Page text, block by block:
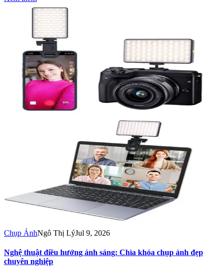
Chụp ẢnhNgô Thị LýJul 9, 2026
Nghệ thuật điều hướng ánh sáng: Chìa khóa chụp ảnh đẹp
chuyên nghiệp